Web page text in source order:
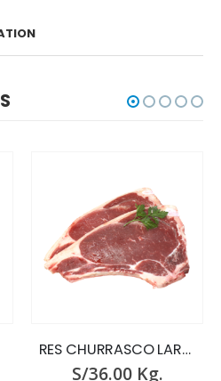
RES CHURRASCO LARGO x GR.
S/36.00 Kg.